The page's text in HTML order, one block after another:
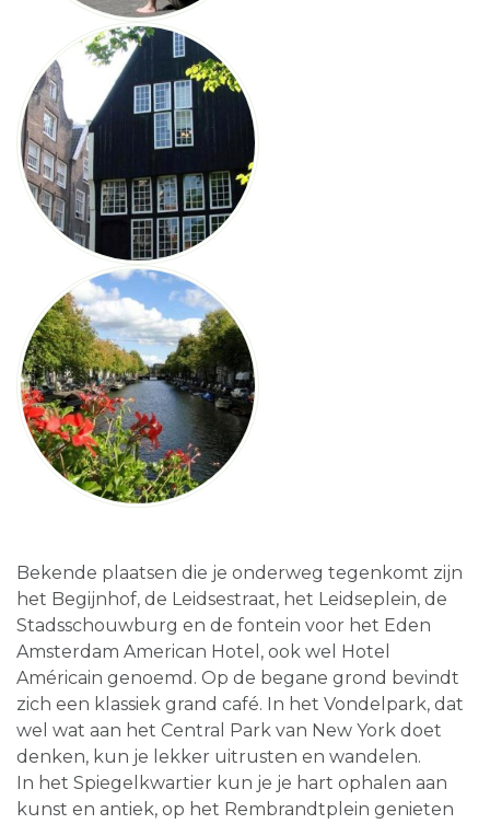
Bekende plaatsen die je onderweg tegenkomt zijn
het Begijnhof, de Leidsestraat, het Leidseplein, de
Stadsschouwburg en de fontein voor het Eden
Amsterdam American Hotel, ook wel Hotel
Américain genoemd. Op de begane grond bevindt
zich een klassiek grand café. In het Vondelpark, dat
wel wat aan het Central Park van New York doet
denken, kun je lekker uitrusten en wandelen.
In het Spiegelkwartier kun je je hart ophalen aan
kunst en antiek, op het Rembrandtplein genieten